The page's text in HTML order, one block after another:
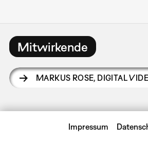
Mitwirkende
MARKUS ROSE, DIGITAL
Impressum